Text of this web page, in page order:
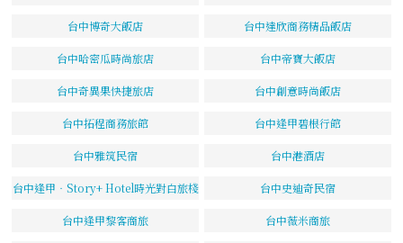
台中博奇大飯店 台中達欣商務精品飯店
台中哈密瓜時尚旅店 台中帝寶大飯店
台中奇異果快捷旅店 台中創意時尚飯店
台中拓程商務旅館 台中逢甲碧根行館
台中雅筑民宿 台中港酒店
台中逢甲‧Story+ Hotel時光對白旅棧 台中史迪奇民宿
台中逢甲黎客商旅 台中薇米商旅